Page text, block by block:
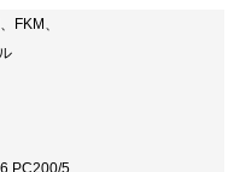
FKM、
PC200/5